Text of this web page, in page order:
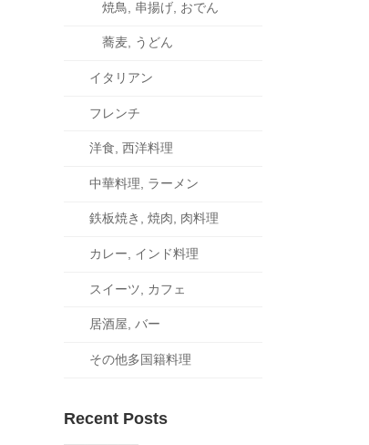
焼鳥, 串揚げ, おでん
蕎麦, うどん
イタリアン
フレンチ
洋食, 西洋料理
中華料理, ラーメン
鉄板焼き, 焼肉, 肉料理
カレー, インド料理
スイーツ, カフェ
居酒屋, バー
その他多国籍料理
Recent Posts